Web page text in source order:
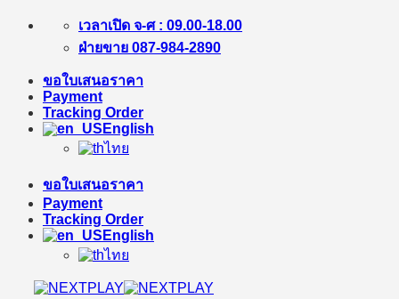
Skip
เวลาเปิด จ-ศ : 09.00-18.00
ฝ่ายขาย 087-984-2890
ขอใบเสนอราคา
Payment
Tracking Order
English
ไทย
ขอใบเสนอราคา
Payment
Tracking Order
English
ไทย